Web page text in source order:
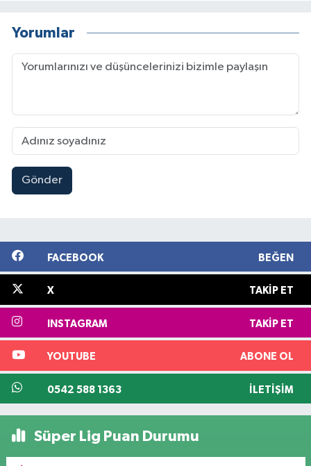
Yorumlar
Gönder
FACEBOOK BEĞEN
X TAKIP ET
INSTAGRAM TAKIP ET
YOUTUBE ABONE OL
0542 588 1363 İLETIŞIM
Süper Lig Puan Durumu